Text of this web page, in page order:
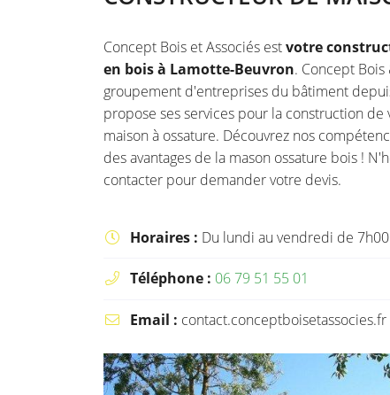
INSCRIPTION
Concept Bois et Associés estvotre
en bois à Lamotte-Beuvron. Concept Bois
groupement d'entreprises du bâtiment
propose ses services pour la construction de
maison à ossature. Découvrez nos
des avantages de la mason ossature bois !
contacter pour demander votre devis.
 Horaires : Du lundi au vendredi de
 Téléphone : 06 79 51 55 01
 Email : contact.conceptboisetassocies.fr